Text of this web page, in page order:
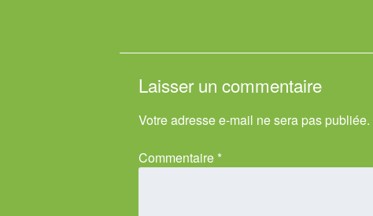
Laisser un commentaire
Votre adresse e-mail ne sera pas publiée.
Commentaire *